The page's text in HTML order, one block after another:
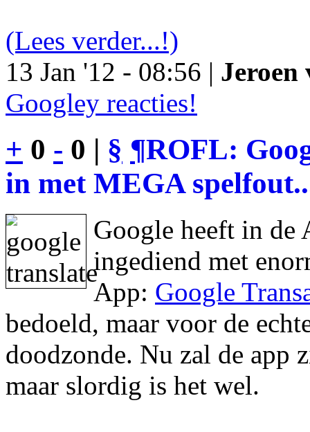
(Lees verder...!)
13 Jan '12 - 08:56 | Jeroen
Googley reacties!
+ 0 - 0 | § ¶ROFL:
in met MEGA
Google heeft in de
ingediend met
App: Google
bedoeld, maar voor de
doodzonde. Nu zal de app
maar slordig is het wel.